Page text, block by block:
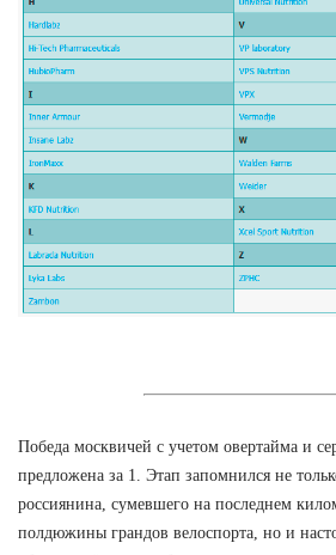
Победа москвичей с учетом овертайма и
предложена за 1. Этап запомнился не
россиянина, сумевшего на последнем
полдюжины грандов велоспорта, но и